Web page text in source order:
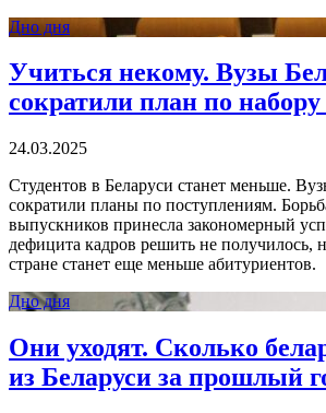
Дно дня
Учиться некому. Вузы
сократили план по набору
24.03.2025
Студентов в Беларуси станет меньше.
сократили планы по поступлениям.
выпускников принесла закономерный
дефицита кадров решить не получилось,
стране станет еще меньше абитуриентов.
Дно дня
Они уходят. Сколько
из Беларуси за прошлый